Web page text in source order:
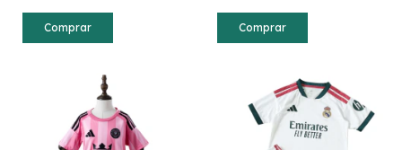
Comprar Comprar